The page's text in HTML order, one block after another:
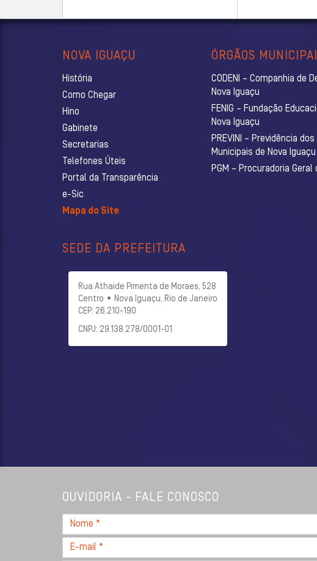
NOVA IGUAÇU
História
Como Chegar
Hino
Gabinete
Secretarias
Telefones Úteis
Portal da Transparência
e-Sic
Mapa do Site
ÓRGÃOS
CODENI – Companhia de
Nova Iguaçu
FENIG – Fundação
Nova Iguaçu
PREVINI – Previdência
Municipais de Nova Iguaçu
PGM – Procuradoria Geral
SEDE DA PREFEITURA
Rua Athaide Pimenta de Moraes, 528
Centro • Nova Iguaçu, Rio de Janeiro
CEP: 26.210-190
CNPJ: 29.138.278/0001-01
OUVIDORIA - FALE CONOSCO
Nome
*
E-
mail